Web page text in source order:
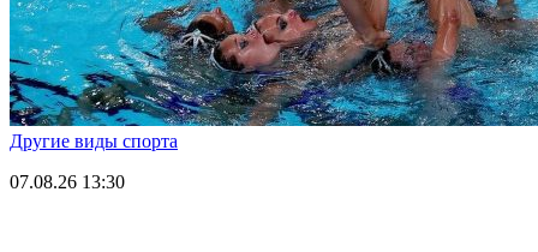
Другие виды спорта
07.08.26 13:30